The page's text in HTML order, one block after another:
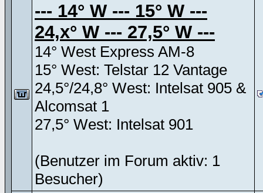
--- 14° W --- 15° W ---
24,x° W --- 27,5° W ---
14° West Express AM-8
15° West: Telstar 12 Vantage
24,5°/24,8° West: Intelsat 905 &
Alcomsat 1
27,5° West: Intelsat 901
(Benutzer im Forum aktiv: 1
Besucher)